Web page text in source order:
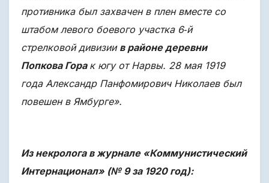
противника был захвачен в плен вместе со
штабом левого боевого участка 6‐й
стрелковой дивизии в районе деревни
Попкова Гора к югу от Нарвы. 28 мая 1919
года Александр Панфомирович Николаев был
повешен в Ямбурге».
Из некролога в журнале «Коммунистический
Интернационал» (№ 9 за 1920 год):